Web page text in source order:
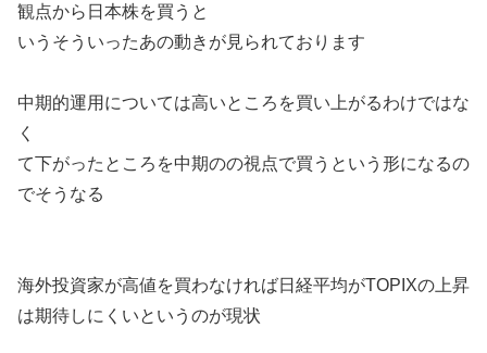
観点から日本株を買うと
いうそういったあの動きが見られております
中期的運用については高いところを買い上がるわけではな
く
て下がったところを中期のの視点で買うという形になるの
でそうなる
海外投資家が高値を買わなければ日経平均がTOPIXの上昇
は期待しにくいというのが現状